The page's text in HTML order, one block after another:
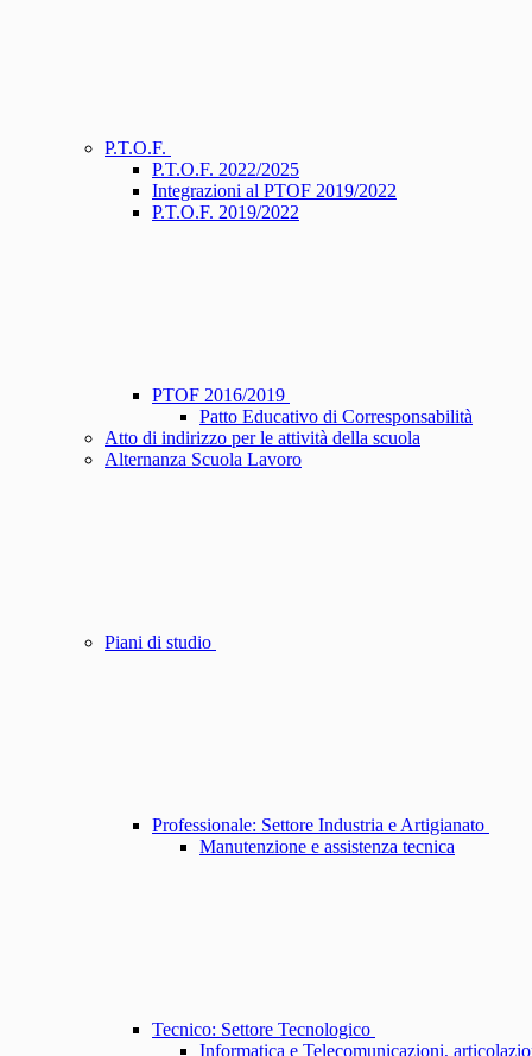
P.T.O.F.
P.T.O.F. 2022/2025
Integrazioni al PTOF 2019/2022
P.T.O.F. 2019/2022
PTOF 2016/2019
Patto Educativo di Corresponsabilità
Atto di indirizzo per le attività della scuola
Alternanza Scuola Lavoro
Piani di studio
Professionale: Settore Industria e Artigianato
Manutenzione e assistenza tecnica
Tecnico: Settore Tecnologico
Informatica e Telecomunicazioni,